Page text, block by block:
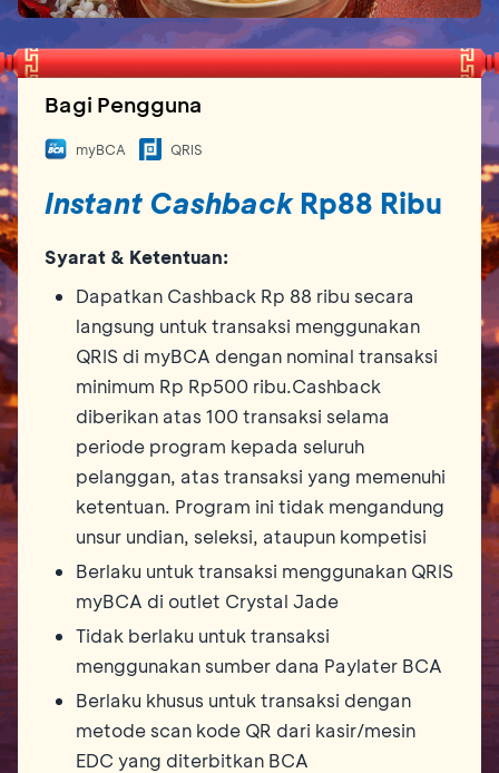
Bagi Pengguna
myBCA QRIS
Instant Cashback Rp88 Ribu
Syarat & Ketentuan:
Dapatkan Cashback Rp 88 ribu secara
langsung untuk transaksi menggunakan
QRIS di myBCA dengan nominal transaksi
minimum Rp Rp500 ribu.Cashback
diberikan atas 100 transaksi selama
periode program kepada seluruh
pelanggan, atas transaksi yang memenuhi
ketentuan. Program ini tidak mengandung
unsur undian, seleksi, ataupun kompetisi
Berlaku untuk transaksi menggunakan QRIS
myBCA di outlet Crystal Jade
Tidak berlaku untuk transaksi
menggunakan sumber dana Paylater BCA
Berlaku khusus untuk transaksi dengan
metode scan kode QR dari kasir/mesin
EDC yang diterbitkan BCA